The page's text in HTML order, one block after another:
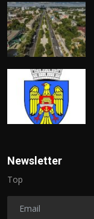
Newsletter
Top